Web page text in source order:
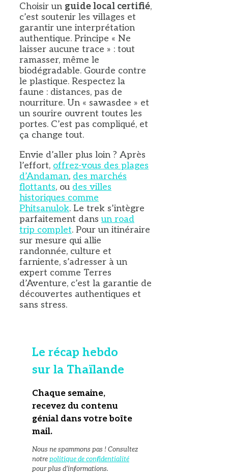
Choisir un guide local certifié,
c’est soutenir les villages et
garantir une interprétation
authentique. Principe « Ne
laisser aucune trace » : tout
ramasser, même le
biodégradable. Gourde contre
le plastique. Respectez la
faune : distances, pas de
nourriture. Un « sawasdee » et
un sourire ouvrent toutes les
portes. C’est pas compliqué, et
ça change tout.
Envie d’aller plus loin ? Après
l’effort, offrez-vous des plages
d’Andaman, des marchés
flottants, ou des villes
historiques comme
Phitsanulok. Le trek s’intègre
parfaitement dansun road
trip complet. Pour un itinéraire
sur mesure qui allie
randonnée, culture et
farniente, s’adresser à un
expert comme Terres
d’Aventure, c’est la garantie de
découvertes authentiques et
sans stress.
Le récap hebdo
sur la Thaïlande
Chaque semaine,
recevez du contenu
génial dans votre boîte
mail.
Nous ne spammons pas ! Consultez
notrepolitique de confidentialité
pour plus d’informations.